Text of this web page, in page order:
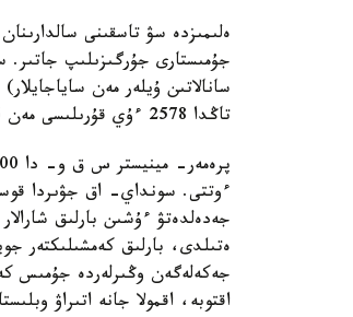
ەلىمىزدە سۋ تاسقىنى
تاڭدا 2578 ءۇي قۇرىلىسى مەن 6 مىڭ جىلجىمايتىن مۇلىك ساتىپ الۋ جۇمىستارى جۇرگىزىلىپ جاتىر.
جەدەلدەتۋ ءۇشىن بارلىق
ەتىلدى، بارلىق كەمشىلىكتەر
اقتوبە، اقمولا جانە اتىراۋ